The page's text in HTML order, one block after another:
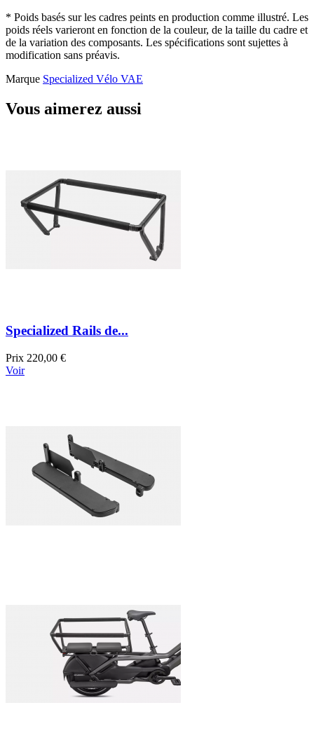
* Poids basés sur les cadres peints en production comme illustré. Les
poids réels varieront en fonction de la couleur, de la taille du cadre et
de la variation des composants. Les spécifications sont sujettes à
modification sans préavis.
Marque Specialized Vélo VAE
Vous aimerez aussi
Specialized Rails de...
Prix 220,00 €
Voir